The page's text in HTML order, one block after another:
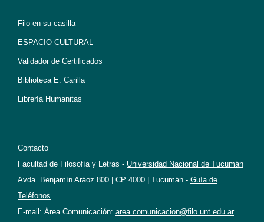
Filo en su casilla
ESPACIO CULTURAL
Validador de Certificados
Biblioteca E. Carilla
Librería Humanitas
Contacto
Facultad de Filosofía y Letras - Universidad Nacional de Tucumán
Avda. Benjamín Aráoz 800 | CP 4000 | Tucumán - Guía de
Teléfonos
E-mail: Área Comunicación: area.comunicacion@filo.unt.edu.ar